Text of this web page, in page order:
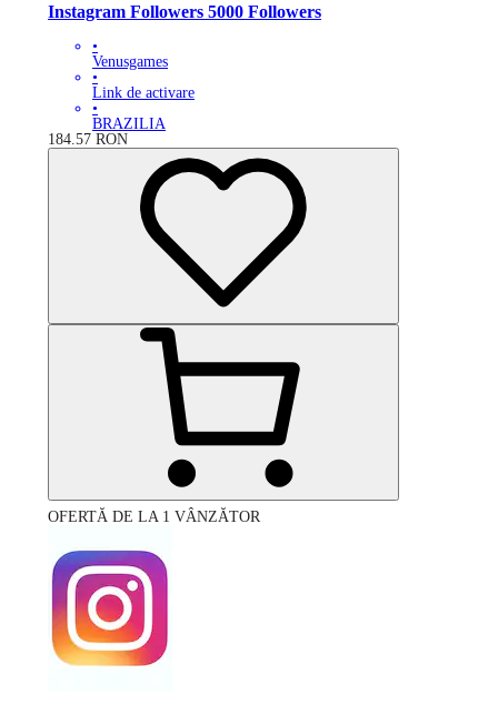
Instagram Followers 5000 Followers
•
Venusgames
•
Link de activare
•
BRAZILIA
184.57 RON
OFERTĂ DE LA 1 VÂNZĂTOR